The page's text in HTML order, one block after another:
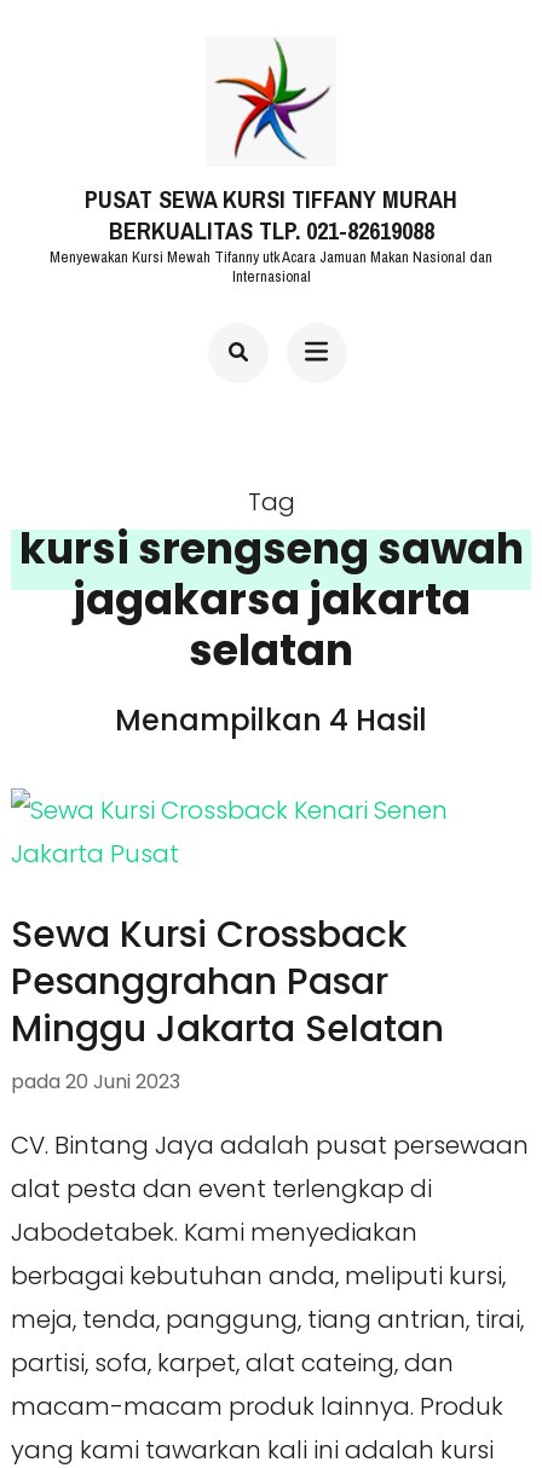
PUSAT SEWA KURSI TIFFANY MURAH
BERKUALITAS TLP. 021-82619088
Menyewakan Kursi Mewah Tifanny utk Acara Jamuan Makan Nasional dan
Internasional
Tag
kursi srengseng sawah
jagakarsa jakarta
selatan
Menampilkan 4 Hasil
Sewa Kursi Crossback
Pesanggrahan Pasar
Minggu Jakarta Selatan
pada 20 Juni 2023
CV. Bintang Jaya adalah pusat persewaan
alat pesta dan event terlengkap di
Jabodetabek. Kami menyediakan
berbagai kebutuhan anda, meliputi kursi,
meja, tenda, panggung, tiang antrian, tirai,
partisi, sofa, karpet, alat cateing, dan
macam-macam produk lainnya. Produk
yang kami tawarkan kali ini adalah kursi